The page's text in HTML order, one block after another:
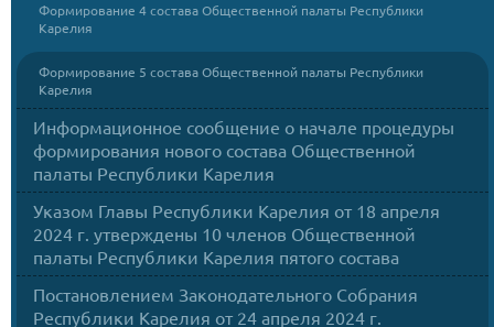
Формирование 4 состава Общественной палаты Республики
Карелия
Формирование 5 состава Общественной палаты Республики
Карелия
Информационное сообщение о начале процедуры
формирования нового состава Общественной
палаты Республики Карелия
Указом Главы Республики Карелия от 18 апреля
2024 г. утверждены 10 членов Общественной
палаты Республики Карелия пятого состава
Постановлением Законодательного Собрания
Республики Карелия от 24 апреля 2024 г.